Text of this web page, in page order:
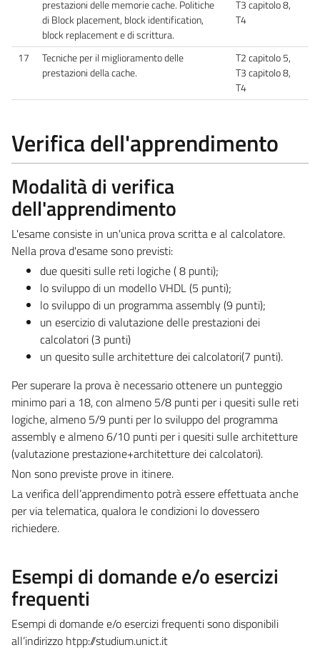
prestazioni delle memorie cache. Politiche
di Block placement, block identification,
block replacement e di scrittura.
T3 capitolo 8,
T4
17
Tecniche per il miglioramento delle
prestazioni della cache.
T2 capitolo 5,
T3 capitolo 8,
T4
Verifica dell'apprendimento
Modalità di verifica
dell'apprendimento
L'esame consiste in un'unica prova scritta e al calcolatore.
Nella prova d'esame sono previsti:
due quesiti sulle reti logiche ( 8 punti);
lo sviluppo di un modello VHDL (5 punti);
lo sviluppo di un programma assembly (9 punti);
un esercizio di valutazione delle prestazioni dei
calcolatori (3 punti)
un quesito sulle architetture dei calcolatori(7 punti).
Per superare la prova è necessario ottenere un punteggio
minimo pari a 18, con almeno 5/8 punti per i quesiti sulle reti
logiche, almeno 5/9 punti per lo sviluppo del programma
assembly e almeno 6/10 punti per i quesiti sulle architetture
(valutazione prestazione+architetture dei calcolatori).
Non sono previste prove in itinere.
La verifica dell’apprendimento potrà essere effettuata anche
per via telematica, qualora le condizioni lo dovessero
richiedere.
Esempi di domande e/o esercizi
frequenti
Esempi di domande e/o esercizi frequenti sono disponibili
all’indirizzo htpp://studium.unict.it